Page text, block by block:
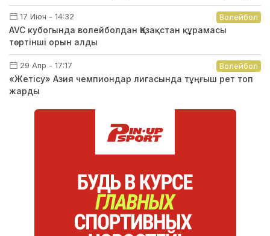
17 Июн - 14:32 Волейбол
AVC кубогында волейболдан Қазақстан құрамасы
төртінші орын алды
29 Апр - 17:17 Волейбол
«Жетісу» Азия чемпиондар лигасында тұңғыш рет топ
жарды